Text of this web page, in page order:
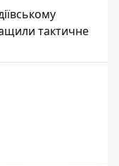
тактичне